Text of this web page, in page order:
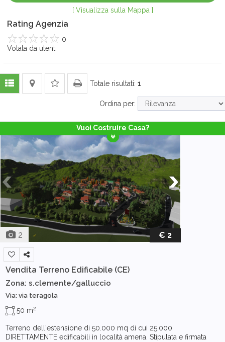
[ Visualizza sulla Mappa ]
Rating Agenzia
5
4
3
2
1
0
Votata da utenti
Totale risultati: 1
Ordina per:
Vuoi Costruire Casa?
2 € 2
Vendita Terreno Edificabile (CE)
Zona: s.clemente/galluccio
Via: via teragola
50 m2
Terreno dell'estensione di 50.000 mq di cui 25.000
DIRETTAMENTE edificabili in località amena. Stipulata e firmata